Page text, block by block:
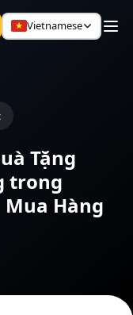
Vietnamese
Tặng
trong
Hàng